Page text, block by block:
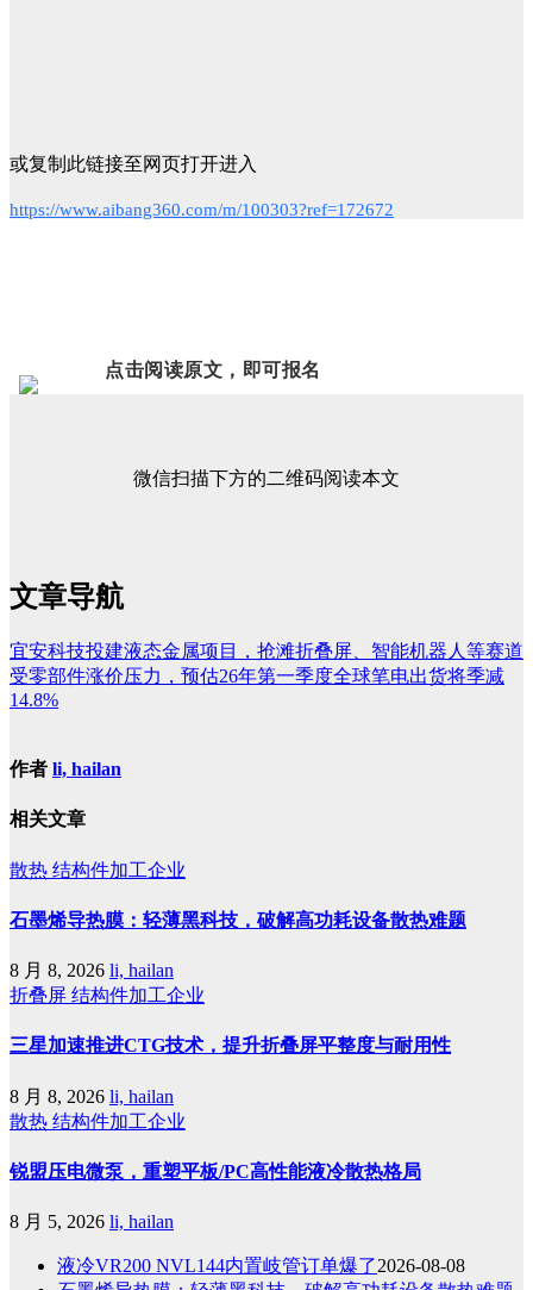
或复制此链接至网页打开进入
https://www.aibang360.com/m/100303?ref=172672
点击阅读原文，即可报名
微信扫描下方的二维码阅读本文
文章导航
宜安科技投建液态金属项目，抢滩折叠屏、智能机器人等赛道
受零部件涨价压力，预估26年第一季度全球笔电出货将季减
14.8%
作者 li, hailan
相关文章
散热 结构件加工企业
石墨烯导热膜：轻薄黑科技，破解高功耗设备散热难题
8 月 8, 2026 li, hailan
折叠屏 结构件加工企业
三星加速推进CTG技术，提升折叠屏平整度与耐用性
8 月 8, 2026 li, hailan
散热 结构件加工企业
锐盟压电微泵，重塑平板/PC高性能液冷散热格局
8 月 5, 2026 li, hailan
液冷VR200 NVL144内置岐管订单爆了2026-08-08